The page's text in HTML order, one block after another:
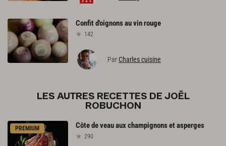
Confitd'oignonsauvinrouge
142
Par Charles cuisine
LES AUTRES RECETTES DE JOËL
ROBUCHON
PREMIUM Côtedeveauauxchampignonsetasperges
290